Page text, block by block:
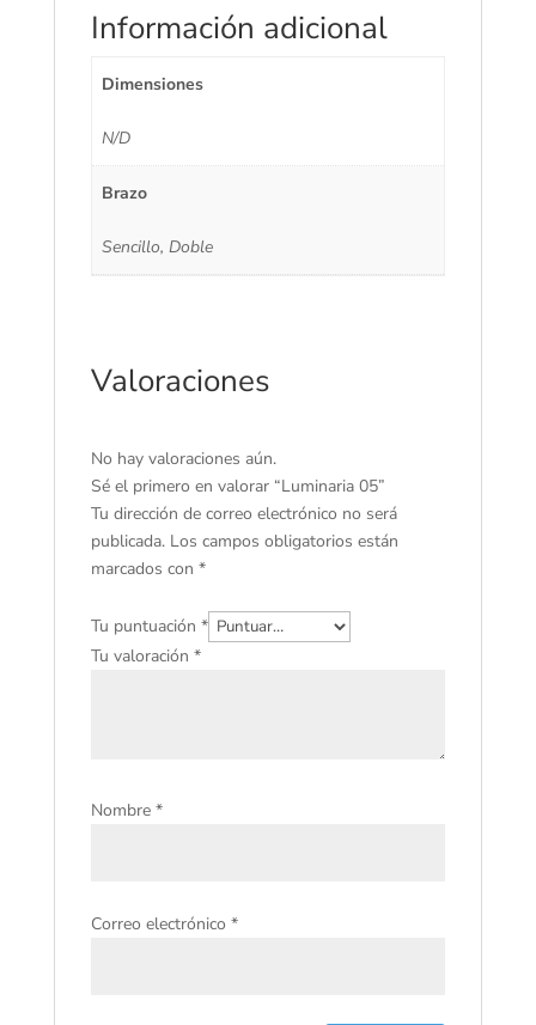
Información adicional
Dimensiones
N/D
Brazo
Sencillo, Doble
Valoraciones
No hay valoraciones aún.
Sé el primero en valorar “Luminaria 05”
Tu dirección de correo electrónico no será
publicada. Los campos obligatorios están
marcados con *
Tu puntuación *
Tu valoración *
Nombre *
Correo electrónico *